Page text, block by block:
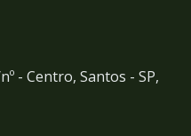
- Centro, Santos - SP,